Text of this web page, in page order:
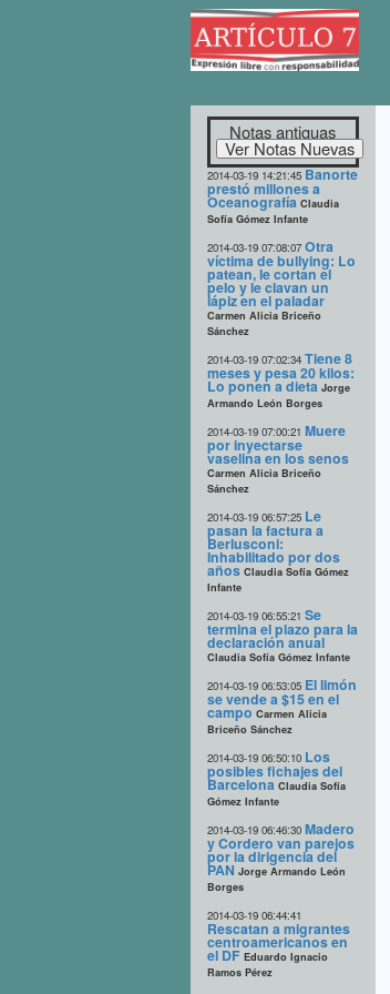
Notas antiguas
2014-03-19 14:21:45 Banorte
prestó millones a
Oceanografía Claudia
Sofía Gómez Infante
2014-03-19 07:08:07 Otra
víctima de bullying: Lo
patean, le cortan el
pelo y le clavan un
lápiz en el paladar
Carmen Alicia Briceño
Sánchez
2014-03-19 07:02:34 Tiene 8
meses y pesa 20 kilos:
Lo ponen a dieta Jorge
Armando León Borges
2014-03-19 07:00:21 Muere
por inyectarse
vaselina en los senos
Carmen Alicia Briceño
Sánchez
2014-03-19 06:57:25 Le
pasan la factura a
Berlusconi:
Inhabilitado por dos
años Claudia Sofía Gómez
Infante
2014-03-19 06:55:21 Se
termina el plazo para la
declaración anual
Claudia Sofía Gómez Infante
2014-03-19 06:53:05 El limón
se vende a $15 en el
campo Carmen Alicia
Briceño Sánchez
2014-03-19 06:50:10 Los
posibles fichajes del
Barcelona Claudia Sofía
Gómez Infante
2014-03-19 06:46:30 Madero
y Cordero van parejos
por la dirigencia del
PAN Jorge Armando León
Borges
2014-03-19 06:44:41
Rescatan a migrantes
centroamericanos en
el DF Eduardo Ignacio
Ramos Pérez